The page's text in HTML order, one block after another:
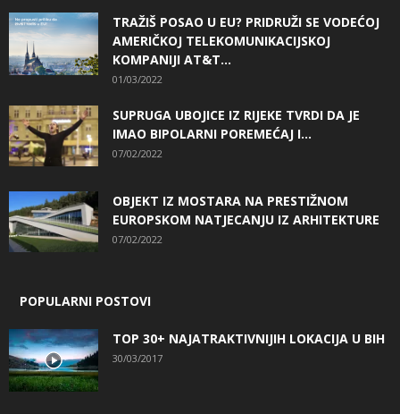
TRAŽIŠ POSAO U EU? PRIDRUŽI SE VODEĆOJ
AMERIČKOJ TELEKOMUNIKACIJSKOJ
KOMPANIJI AT&T...
01/03/2022
SUPRUGA UBOJICE IZ RIJEKE TVRDI DA JE
IMAO BIPOLARNI POREMEĆAJ I...
07/02/2022
OBJEKT IZ MOSTARA NA PRESTIŽNOM
EUROPSKOM NATJECANJU IZ ARHITEKTURE
07/02/2022
POPULARNI POSTOVI
TOP 30+ NAJATRAKTIVNIJIH LOKACIJA U BIH
30/03/2017